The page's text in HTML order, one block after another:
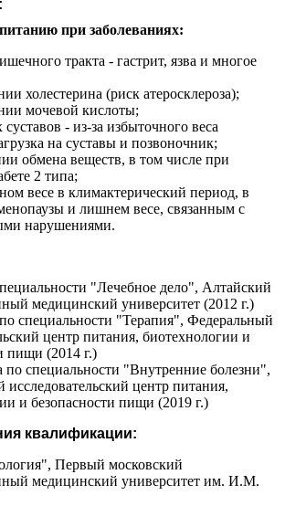
при заболеваниях:
тракта - гастрит, язва и многое
холестерина (риск атеросклероза);
мочевой кислоты;
- из-за избыточного веса
на суставы и позвоночник;
обмена веществ, в том числе при
2 типа;
весе в климактерический период, в
и лишнем весе, связанным с
нарушениями.
"Лечебное дело", Алтайский
медицинский университет (2012 г.)
специальности "Терапия", Федеральный
центр питания, биотехнологии и
пищи (2014 г.)
по специальности "Внутренние болезни",
центр питания,
и безопасности пищи (2019 г.)
квалификации:
Первый московский
медицинский университет им. И.М.